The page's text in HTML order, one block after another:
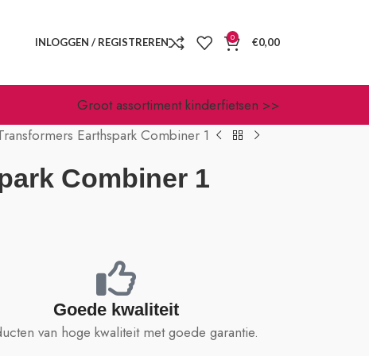
INLOGGEN / REGISTREREN 0 €0,00
Groot assortiment kinderfietsen >>
Earthspark Combiner 1
Combiner 1
Goede kwaliteit
van hoge kwaliteit met goede garantie.